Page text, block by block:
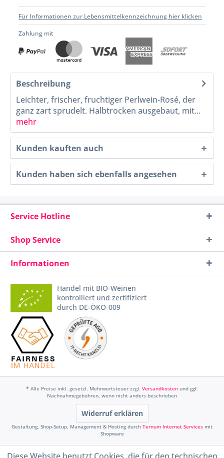
Für Informationen zur Lebensmittelkennzeichnung hier klicken
Zahlung mit
Beschreibung
Leichter, frischer, fruchtiger Perlwein-Rosé, der
ganz zart sprudelt. Halbtrocken ausgebaut, mit...
mehr
Kunden kauften auch
Kunden haben sich ebenfalls angesehen
Service Hotline
Shop Service
Informationen
Handel mit BIO-Weinen
kontrolliert und zertifiziert
durch DE-ÖKO-009
* Alle Preise inkl. gesetzl. Mehrwertsteuer zzgl. Versandkosten und ggf.
Nachnahmegebühren, wenn nicht anders beschrieben
Widerruf erklären
Gestaltung, Shop-Setup, Management & Hosting durch Ternum Internet Services mit
Shopware